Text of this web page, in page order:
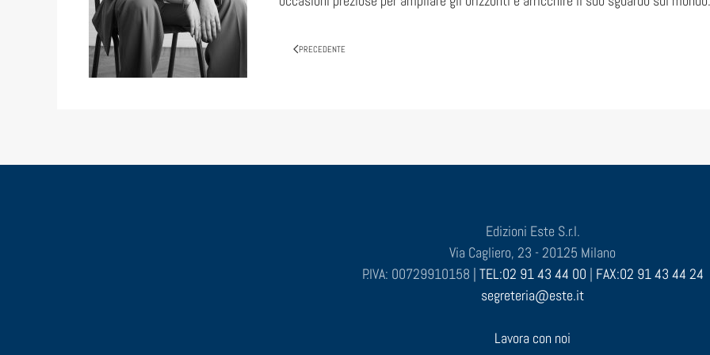
PRECEDENTE
Edizioni Este S.r.l.
Via Cagliero, 23 - 20125 Milano
P.IVA: 00729910158 | TEL:02 91 43 44 00 | FAX:02 91 43 44 24
segreteria@este.it
Lavora con noi